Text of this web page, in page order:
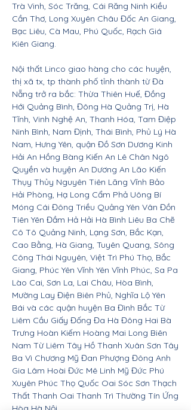
Trà Vinh, Sóc Trăng, Cái Răng Ninh Kiều
Cần Thơ, Long Xuyên Châu Đốc An Giang,
Bạc Liêu, Cà Mau, Phú Quốc, Rạch Giá
Kiên Giang.
Nội thất Linco giao hàng cho các huyện,
thị xã tx, tp thành phố tỉnh thành từ Đà
Nẵng trở ra bắc: Thừa Thiên Huế, Đồng
Hới Quảng Bình, Đông Hà Quảng Trị, Hà
Tĩnh, Vinh Nghệ An, Thanh Hóa, Tam Điệp
Ninh Bình, Nam Định, Thái Bình, Phủ Lý Hà
Nam, Hưng Yên, quận Đồ Sơn Dương Kinh
Hải An Hồng Bàng Kiến An Lê Chân Ngô
Quyền và huyện An Dương An Lão Kiến
Thụy Thủy Nguyên Tiên Lãng Vĩnh Bảo
Hải Phòng, Hạ Long Cẩm Phả Uông Bí
Móng Cái Đông Triều Quảng Yên Vân Đồn
Tiên Yên Đầm Hả Hải Hà Bình Liêu Ba Chẽ
Cô Tô Quảng Ninh, Lạng Sơn, Bắc Kạn,
Cao Bằng, Hà Giang, Tuyên Quang, Sông
Công Thái Nguyên, Việt Trì Phú Thọ, Bắc
Giang, Phúc Yên Vĩnh Yên Vĩnh Phúc, Sa Pa
Lào Cai, Sơn La, Lai Châu, Hòa Bình,
Mường Lay Điện Biên Phủ, Nghĩa Lộ Yên
Bái và các quận huyện Ba Đình Bắc Từ
Liêm Cầu Giấy Đống Đa Hà Đông Hai Bà
Trưng Hoàn Kiếm Hoàng Mai Long Biên
Nam Từ Liêm Tây Hồ Thanh Xuân Sơn Tây
Ba Vì Chương Mỹ Đan Phượng Đông Anh
Gia Lâm Hoài Đức Mê Linh Mỹ Đức Phú
Xuyên Phúc Thọ Quốc Oai Sóc Sơn Thạch
Thất Thanh Oai Thanh Trì Thường Tín Ứng